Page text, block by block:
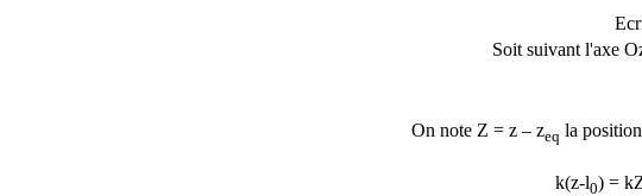
Soit suivant l'axe
On note Z = z – zeq la
k(z-l0) =